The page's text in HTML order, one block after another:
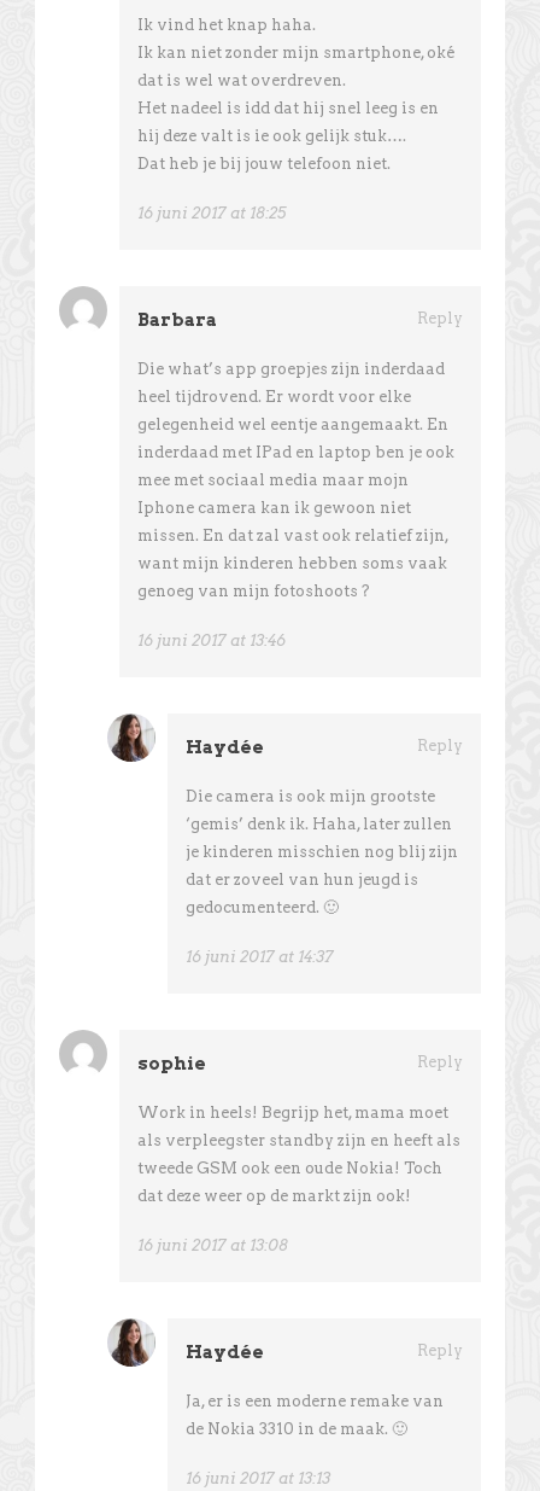
Ik vind het knap haha.
Ik kan niet zonder mijn smartphone, oké
dat is wel wat overdreven.
Het nadeel is idd dat hij snel leeg is en
hij deze valt is ie ook gelijk stuk….
Dat heb je bij jouw telefoon niet.
16 juni 2017 at 18:25
Barbara Reply
Die what’s app groepjes zijn inderdaad
heel tijdrovend. Er wordt voor elke
gelegenheid wel eentje aangemaakt. En
inderdaad met IPad en laptop ben je ook
mee met sociaal media maar mojn
Iphone camera kan ik gewoon niet
missen. En dat zal vast ook relatief zijn,
want mijn kinderen hebben soms vaak
genoeg van mijn fotoshoots ?
16 juni 2017 at 13:46
Haydée Reply
Die camera is ook mijn grootste
‘gemis’ denk ik. Haha, later zullen
je kinderen misschien nog blij zijn
dat er zoveel van hun jeugd is
gedocumenteerd. 🙂
16 juni 2017 at 14:37
sophie Reply
Work in heels! Begrijp het, mama moet
als verpleegster standby zijn en heeft als
tweede GSM ook een oude Nokia! Toch
dat deze weer op de markt zijn ook!
16 juni 2017 at 13:08
Haydée Reply
Ja, er is een moderne remake van
de Nokia 3310 in de maak. 🙂
16 juni 2017 at 13:13